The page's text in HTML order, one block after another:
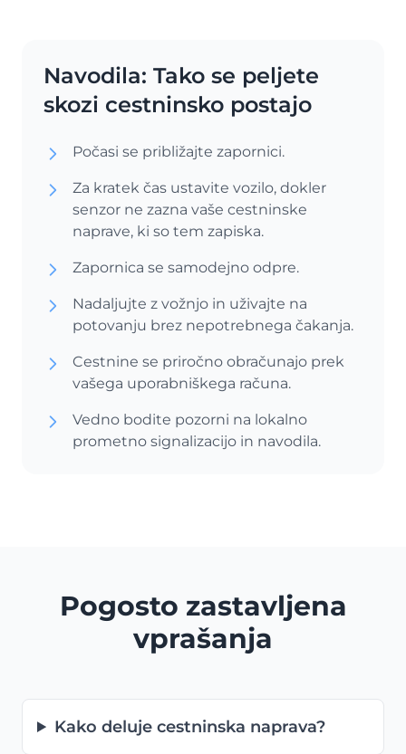
Navodila: Tako se peljete
skozi cestninsko postajo
Počasi se približajte zapornici.
Za kratek čas ustavite vozilo, dokler
senzor ne zazna vaše cestninske
naprave, ki so tem zapiska.
Zapornica se samodejno odpre.
Nadaljujte z vožnjo in uživajte na
potovanju brez nepotrebnega čakanja.
Cestnine se priročno obračunajo prek
vašega uporabniškega računa.
Vedno bodite pozorni na lokalno
prometno signalizacijo in navodila.
Pogosto zastavljena
vprašanja
Kako deluje cestninska naprava?